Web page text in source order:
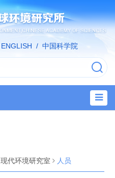
ENGLISH / 中国科学院
现代环境研究室 人员